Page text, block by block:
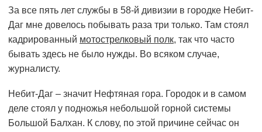
За все пять лет службы в 58-й дивизии в городке Небит-
Даг мне довелось побывать раза три только. Там стоял
кадрированный мотострелковый полк, так что часто
бывать здесь не было нужды. Во всяком случае,
журналисту.
Небит-Даг – значит Нефтяная гора. Городок и в самом
деле стоял у подножья небольшой горной системы
Большой Балхан. К слову, по этой причине сейчас он